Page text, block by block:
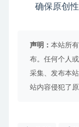
确保原创
声明： 本站所
布。任何个人
采集、发布本
站内容侵犯了